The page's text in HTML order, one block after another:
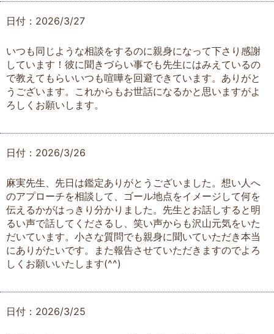
日付：2026/3/27
いつも同じような相談をするのに親身になって下さり感謝
しています！彼に聞きづらい事でも先生にはみえているの
で教えてもらいいつも喧嘩を回避できています。ありがと
うございます。これからもお世話になるかと思いますがよ
ろしくお願いします。
日付：2026/3/26
麻実先生、先日は鑑定ありがとうございました。想い人へ
のアプローチを相談して、ゴール地点をイメージして何を
伝えるかがはっきり分かりました。先生とお話しすると明
るい声で話してくださるし、笑い声からも沢山元気をいた
だいています。小さな質問でも親身に聞いていただき本当
にありがたいです。また報告させていただきますのでよろ
しくお願いいたします(^^)
日付：2026/3/25